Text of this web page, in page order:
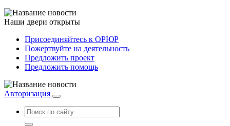
Наши двери открыты
Присоединяйтесь к ОРЮР
Пожертвуйте на деятельность
Предложить проект
Предложить помощь
Авторизация